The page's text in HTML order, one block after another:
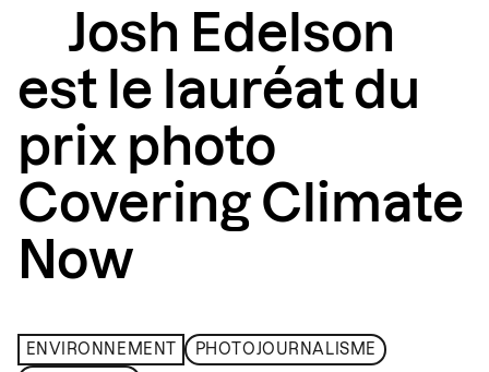
Josh Edelson
est le lauréat du
prix photo
Covering Climate
Now
ENVIRONNEMENT PHOTOJOURNALISME